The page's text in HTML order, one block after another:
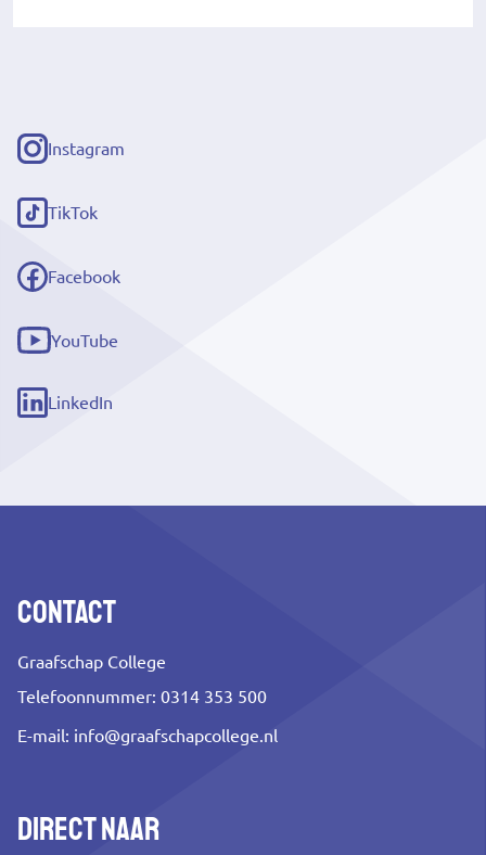
Instagram
(externe
link)
TikTok
(externe
link)
Facebook
(externe
link)
YouTube
(externe
link)
LinkedIn
(externe
Contact
Graafschap College
Telefoonnummer: 0314 353 500
E-mail: info@graafschapcollege.nl
Direct naar